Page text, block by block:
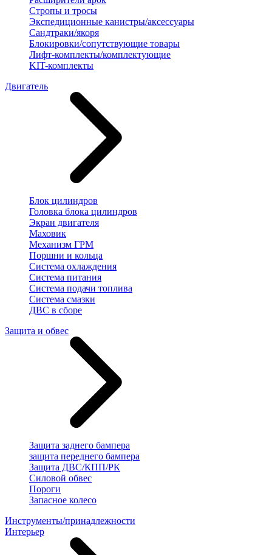
Стропы и тросы
Экспедиционные канистры/аксессуары
Сандтраки/якоря
Блокировки/сопутствующие товары
Лифт-комплекты/комплектующие
KIT-комплекты
Двигатель
Блок цилиндров
Головка блока цилиндров
Экран двигателя
Маховик
Механизм ГРМ
Поршни и кольца
Система охлаждения
Система питания
Система подачи топлива
Система смазки
ДВС в сборе
Защита и обвес
Защита заднего бампера
защита переднего бампера
Защита ДВС/КПП/РК
Силовой обвес
Пороги
Запасное колесо
Инструменты/принадлежности
Интерьер